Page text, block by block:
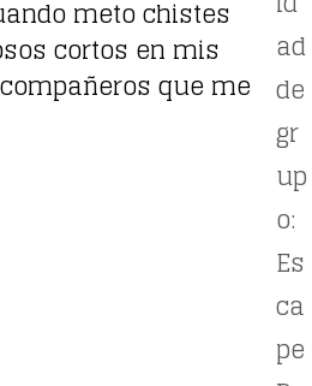
meto chistes
cortos en mis
que me
ad
de
gr
up
o:
Es
ca
pe